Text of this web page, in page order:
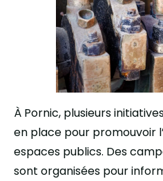
À Pornic, plusieurs
en place pour promouvoir
espaces publics. Des
sont organisées pour